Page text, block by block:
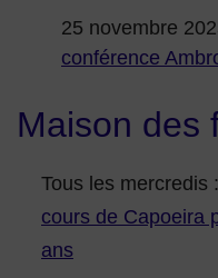
25 novembre
conférence
Maison des
Tous les mercredis :
cours de Capoeira
ans